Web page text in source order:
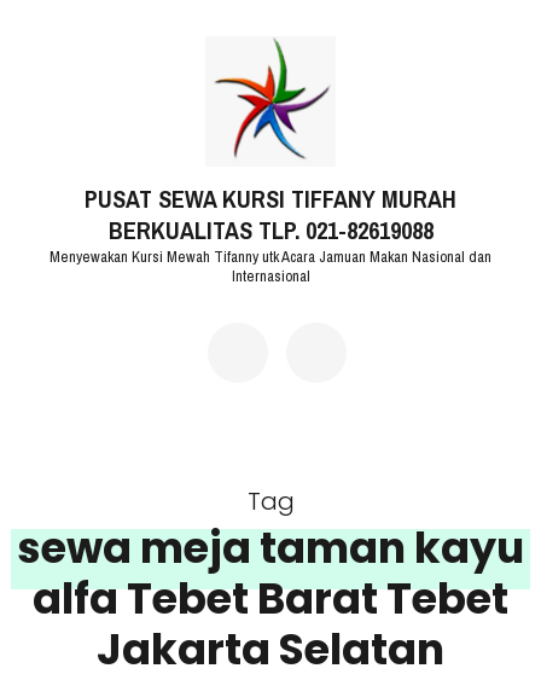
PUSAT SEWA KURSI TIFFANY MURAH
BERKUALITAS TLP. 021-82619088
Menyewakan Kursi Mewah Tifanny utk Acara Jamuan Makan Nasional dan
Internasional
Tag
sewa meja taman kayu
alfa Tebet Barat Tebet
Jakarta Selatan